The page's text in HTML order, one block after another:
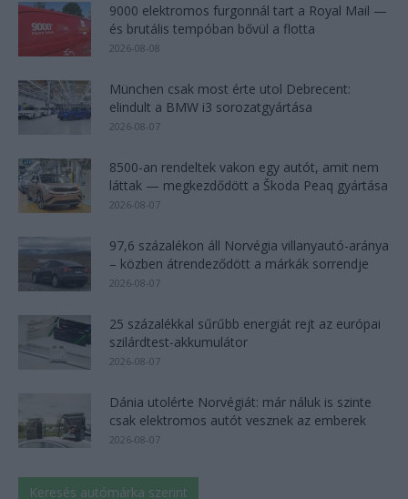
9000 elektromos furgonnál tart a Royal Mail —
és brutális tempóban bővül a flotta
2026-08-08
München csak most érte utol Debrecent:
elindult a BMW i3 sorozatgyártása
2026-08-07
8500-an rendeltek vakon egy autót, amit nem
láttak — megkezdődött a Škoda Peaq gyártása
2026-08-07
97,6 százalékon áll Norvégia villanyautó-aránya
– közben átrendeződött a márkák sorrendje
2026-08-07
25 százalékkal sűrűbb energiát rejt az európai
szilárdtest-akkumulátor
2026-08-07
Dánia utolérte Norvégiát: már náluk is szinte
csak elektromos autót vesznek az emberek
2026-08-07
Keresés autómárka szerint